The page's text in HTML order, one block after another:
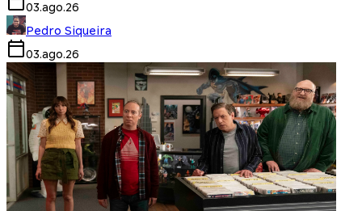
03.ago.26
Pedro Siqueira
03.ago.26